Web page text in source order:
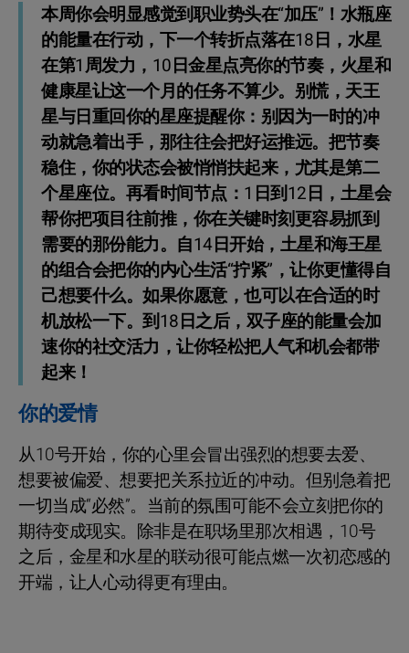
本周你会明显感觉到职业势头在“加压”！水瓶座
的能量在行动，下一个转折点落在18日，水星
在第1周发力，10日金星点亮你的节奏，火星和
健康星让这一个月的任务不算少。别慌，天王
星与日重回你的星座提醒你：别因为一时的冲
动就急着出手，那往往会把好运推远。把节奏
稳住，你的状态会被悄悄扶起来，尤其是第二
个星座位。再看时间节点：1日到12日，土星会
帮你把项目往前推，你在关键时刻更容易抓到
需要的那份能力。自14日开始，土星和海王星
的组合会把你的内心生活“拧紧”，让你更懂得自
己想要什么。如果你愿意，也可以在合适的时
机放松一下。到18日之后，双子座的能量会加
速你的社交活力，让你轻松把人气和机会都带
起来！
你的爱情
从10号开始，你的心里会冒出强烈的想要去爱、
想要被偏爱、想要把关系拉近的冲动。但别急着把
一切当成“必然”。当前的氛围可能不会立刻把你的
期待变成现实。除非是在职场里那次相遇，10号
之后，金星和水星的联动很可能点燃一次初恋感的
开端，让人心动得更有理由。